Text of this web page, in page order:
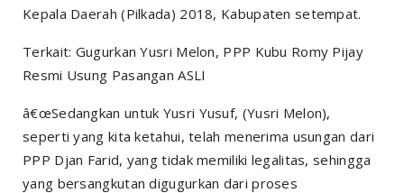
Kepala Daerah (Pilkada) 2018, Kabupaten setempat.
Terkait: Gugurkan Yusri Melon, PPP Kubu Romy Pijay
Resmi Usung Pasangan ASLI
â€œSedangkan untuk Yusri Yusuf, (Yusri Melon),
seperti yang kita ketahui, telah menerima usungan dari
PPP Djan Farid, yang tidak memiliki legalitas, sehingga
yang bersangkutan digugurkan dari proses